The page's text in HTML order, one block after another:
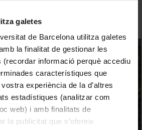
galetes
de Barcelona utilitza galetes
la finalitat de gestionar les
informació perquè accediu
característiques que
experiència de la d’altres
estadístiques (analitzar com
web) i amb finalitats de
la publicitat que s’ofereix
Promoció d'Enginyers Biomèdics